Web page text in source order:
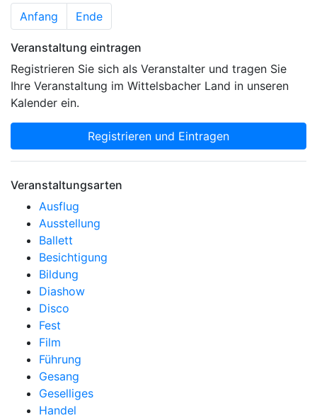
Anfang Ende
Veranstaltung eintragen
Registrieren Sie sich als Veranstalter und tragen Sie
Ihre Veranstaltung im Wittelsbacher Land in unseren
Kalender ein.
Registrieren und Eintragen
Veranstaltungsarten
Ausflug
Ausstellung
Ballett
Besichtigung
Bildung
Diashow
Disco
Fest
Film
Führung
Gesang
Geselliges
Handel